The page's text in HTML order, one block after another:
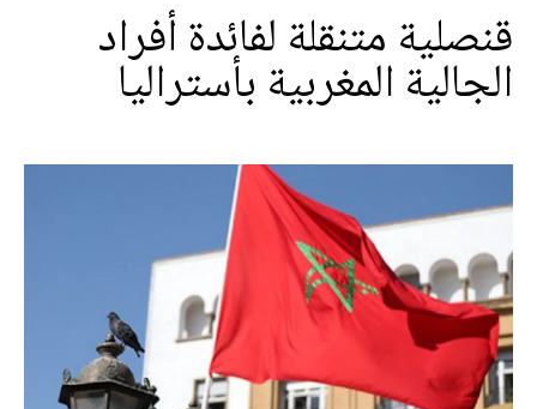
قنصلية متنقلة لفائدة أفراد
الجالية المغربية بأستراليا